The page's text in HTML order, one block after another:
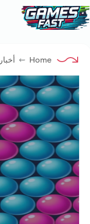
جيم فاست
Home
⇜